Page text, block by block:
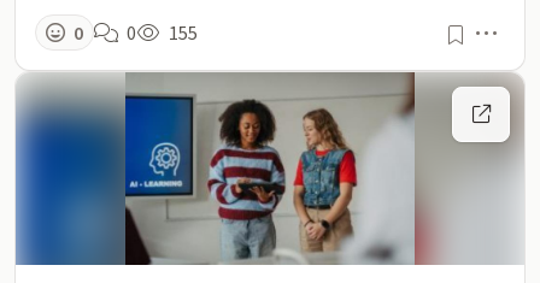
0 0 155